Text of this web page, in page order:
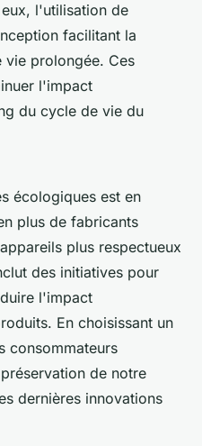
l'utilisation de
facilitant la
vie prolongée. Ces
l'impact
du cycle de vie du
écologiques est en
plus de fabricants
plus respectueux
des initiatives pour
l'impact
En choisissant un
consommateurs
de notre
dernières innovations